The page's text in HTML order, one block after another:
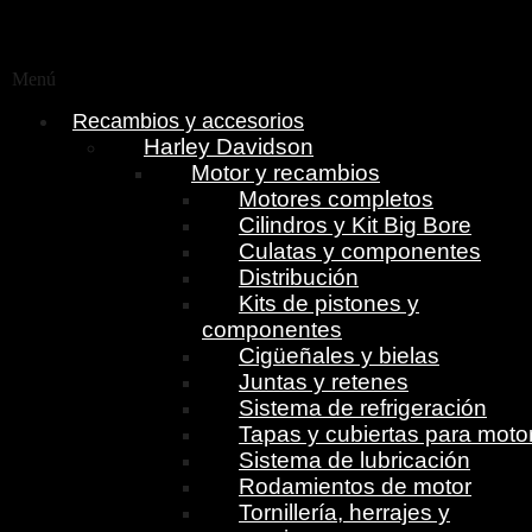
Menú
Recambios y accesorios
Harley Davidson
Motor y recambios
Motores completos
Cilindros y Kit Big Bore
Culatas y componentes
Distribución
Kits de pistones y
componentes
Cigüeñales y bielas
Juntas y retenes
Sistema de refrigeración
Tapas y cubiertas para
Sistema de lubricación
Rodamientos de motor
Tornillería, herrajes y